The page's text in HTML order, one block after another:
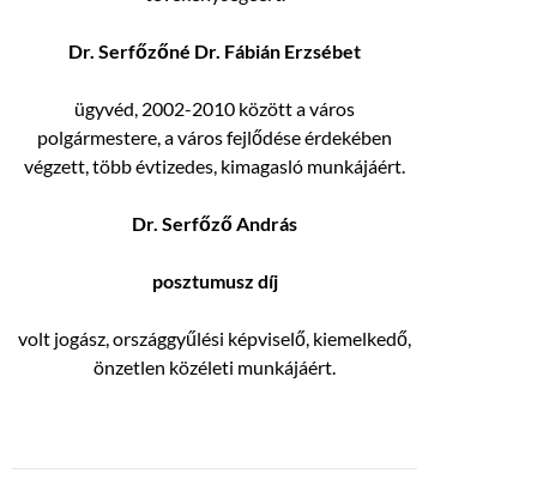
Dr. Serfőzőné Dr. Fábián Erzsébet
ügyvéd, 2002-2010 között a város
polgármestere, a város fejlődése érdekében
végzett, több évtizedes, kimagasló munkájáért.
Dr. Serfőző András
posztumusz díj
volt jogász, országgyűlési képviselő, kiemelkedő,
önzetlen közéleti munkájáért.